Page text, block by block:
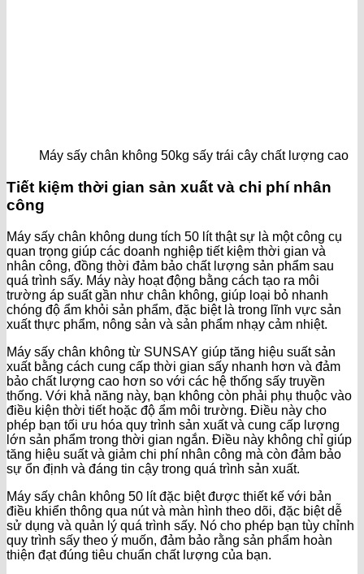
Máy sấy chân không 50kg sấy trái cây chất lượng cao
Tiết kiệm thời gian sản xuất và chi phí nhân
công
Máy sấy chân không dung tích 50 lít thật sự là một công cụ
quan trọng giúp các doanh nghiệp tiết kiệm thời gian và
nhân công, đồng thời đảm bảo chất lượng sản phẩm sau
quá trình sấy. Máy này hoạt động bằng cách tạo ra môi
trường áp suất gần như chân không, giúp loại bỏ nhanh
chóng độ ẩm khỏi sản phẩm, đặc biệt là trong lĩnh vực sản
xuất thực phẩm, nông sản và sản phẩm nhạy cảm nhiệt.
Máy sấy chân không từ SUNSAY giúp tăng hiệu suất sản
xuất bằng cách cung cấp thời gian sấy nhanh hơn và đảm
bảo chất lượng cao hơn so với các hệ thống sấy truyền
thống. Với khả năng này, bạn không còn phải phụ thuộc vào
điều kiện thời tiết hoặc độ ẩm môi trường. Điều này cho
phép bạn tối ưu hóa quy trình sản xuất và cung cấp lượng
lớn sản phẩm trong thời gian ngắn. Điều này không chỉ giúp
tăng hiệu suất và giảm chi phí nhân công mà còn đảm bảo
sự ổn định và đáng tin cậy trong quá trình sản xuất.
Máy sấy chân không 50 lít đặc biệt được thiết kế với bản
điều khiển thông qua nút và màn hình theo dõi, đặc biệt dễ
sử dụng và quản lý quá trình sấy. Nó cho phép bạn tùy chỉnh
quy trình sấy theo ý muốn, đảm bảo rằng sản phẩm hoàn
thiện đạt đúng tiêu chuẩn chất lượng của bạn.